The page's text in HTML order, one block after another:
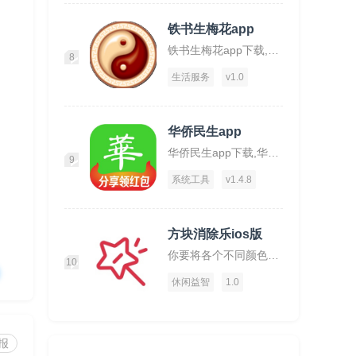
8
铁书生梅花app
生活服务 v1.0
9
华侨民生app
系统工具 v1.4.8
10
方块消除乐ios版
休闲益智 1.0